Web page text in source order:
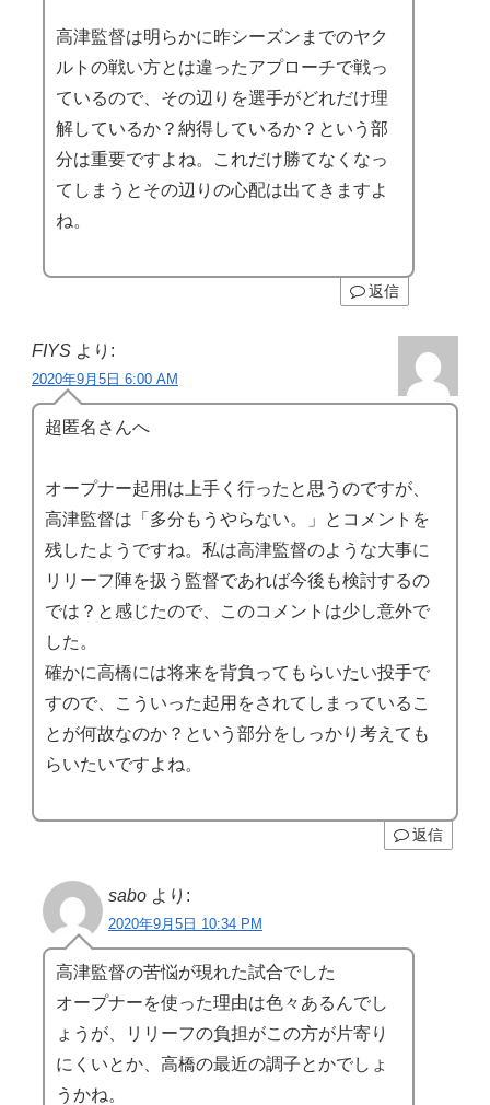
高津監督は明らかに昨シーズンまでのヤク
ルトの戦い方とは違ったアプローチで戦っ
ているので、その辺りを選手がどれだけ理
解しているか？納得しているか？という部
分は重要ですよね。これだけ勝てなくなっ
てしまうとその辺りの心配は出てきますよ
ね。
返信
FIYS より:
2020年9月5日 6:00 AM
超匿名さんへ
オープナー起用は上手く行ったと思うのですが、
高津監督は「多分もうやらない。」とコメントを
残したようですね。私は高津監督のような大事に
リリーフ陣を扱う監督であれば今後も検討するの
では？と感じたので、このコメントは少し意外で
した。
確かに高橋には将来を背負ってもらいたい投手で
すので、こういった起用をされてしまっているこ
とが何故なのか？という部分をしっかり考えても
らいたいですよね。
返信
sabo より:
2020年9月5日 10:34 PM
高津監督の苦悩が現れた試合でした
オープナーを使った理由は色々あるんでし
ょうが、リリーフの負担がこの方が片寄り
にくいとか、高橋の最近の調子とかでしょ
うかね。